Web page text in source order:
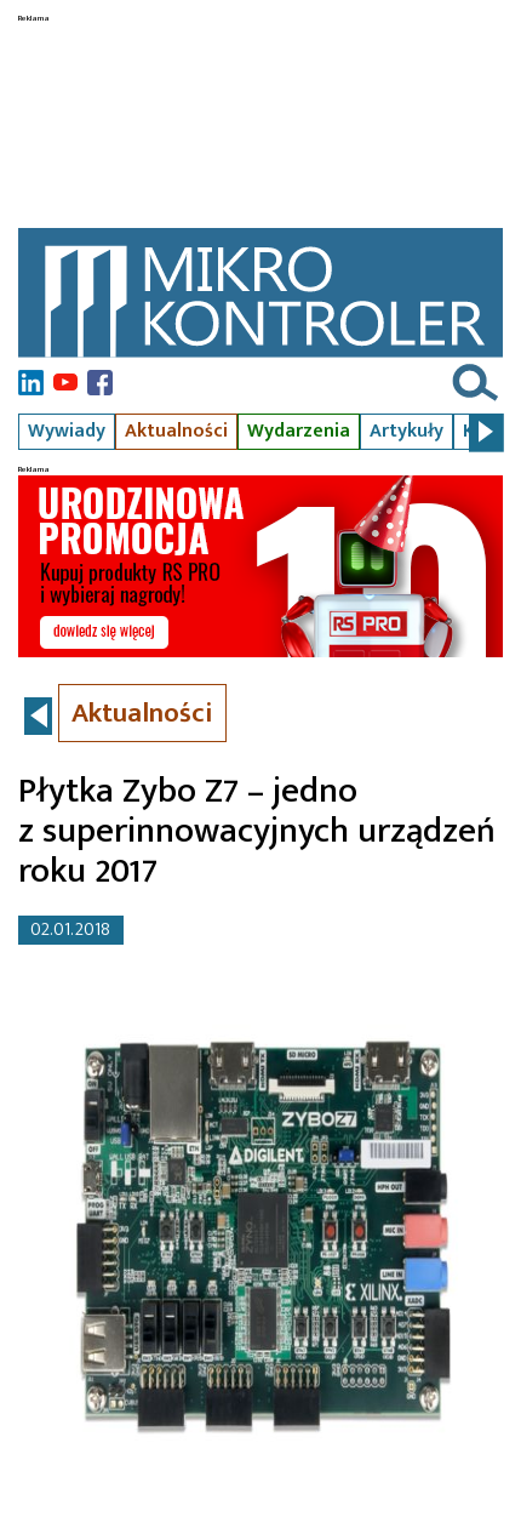
Wywiady Aktualności Wydarzenia Artykuły Kursy
Aktualności
Płytka Zybo Z7 – jedno
z superinnowacyjnych urządzeń
roku 2017
02.01.2018